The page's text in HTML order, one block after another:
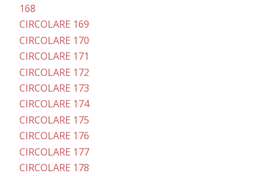
168
CIRCOLARE 169
CIRCOLARE 170
CIRCOLARE 171
CIRCOLARE 172
CIRCOLARE 173
CIRCOLARE 174
CIRCOLARE 175
CIRCOLARE 176
CIRCOLARE 177
CIRCOLARE 178